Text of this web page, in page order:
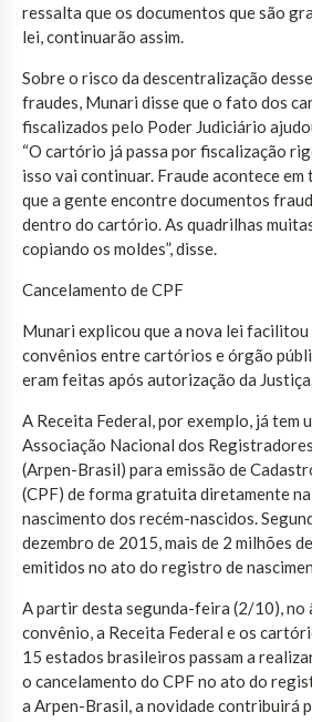
ressalta que os documentos que são
lei, continuarão assim.
Sobre o risco da descentralização
fraudes, Munari disse que o fato dos
fiscalizados pelo Poder Judiciário
“O cartório já passa por fiscalização
isso vai continuar. Fraude acontece em
que a gente encontre documentos
dentro do cartório. As quadrilhas
copiando os moldes”, disse.
Cancelamento de CPF
Munari explicou que a nova lei facilitou
convênios entre cartórios e órgão
eram feitas após autorização da
A Receita Federal, por exemplo, já tem
Associação Nacional dos
(Arpen-Brasil) para emissão de
(CPF) de forma gratuita diretamente
nascimento dos recém-nascidos.
dezembro de 2015, mais de 2 milhões
emitidos no ato do registro de
A partir desta segunda-feira (2/10), no
convênio, a Receita Federal e os
15 estados brasileiros passam a
o cancelamento do CPF no ato do
a Arpen-Brasil, a novidade contribuirá